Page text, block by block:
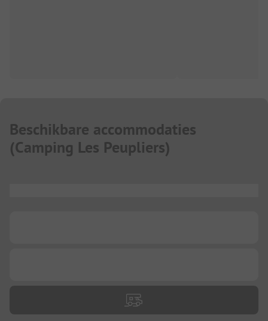
Beschikbare accommodaties
(Camping Les Peupliers)